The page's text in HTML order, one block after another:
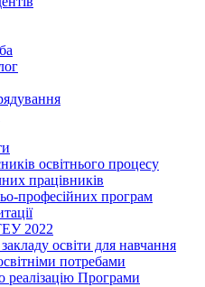
освітнього процесу
працівників
професійних програм
2022
освіти для навчання
потребами
реалізацію Програми